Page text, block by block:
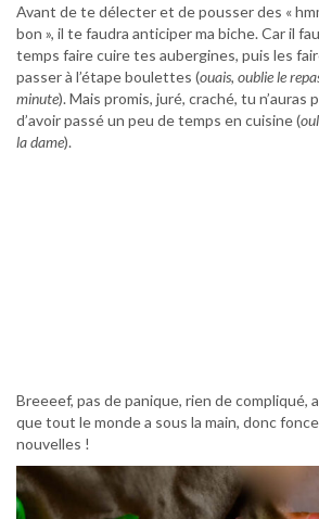
Avant de te délecter et de pousser des «
bon », il te faudra anticiper ma biche. Car il
temps faire cuire tes aubergines, puis les
passer à l’étape boulettes (ouais, oublie le
minute). Mais promis, juré, craché, tu n’auras
d’avoir passé un peu de temps en cuisine (
la dame).
Breeeef, pas de panique, rien de compliqué,
que tout le monde a sous la main, donc
nouvelles !